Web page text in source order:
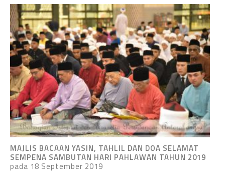
MAJLIS BACAAN YASIN, TAHLIL DAN DOA SELAMAT
SEMPENA SAMBUTAN HARI PAHLAWAN TAHUN 2019
pada 18 September 2019